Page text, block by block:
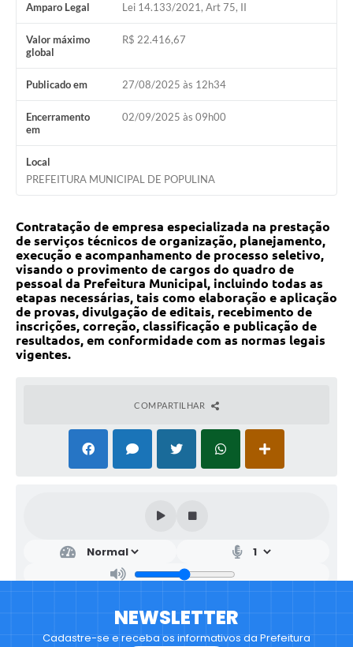
Amparo Legal Lei 14.133/2021, Art 75, II
Valor máximo
global
R$ 22.416,67
Publicado em 27/08/2025 às 12h34
Encerramento
em
02/09/2025 às 09h00
Local
PREFEITURA MUNICIPAL DE POPULINA
Contratação de empresa especializada na prestação
de serviços técnicos de organização, planejamento,
execução e acompanhamento de processo seletivo,
visando o provimento de cargos do quadro de
pessoal da Prefeitura Municipal, incluindo todas as
etapas necessárias, tais como elaboração e aplicação
de provas, divulgação de editais, recebimento de
inscrições, correção, classificação e publicação de
resultados, em conformidade com as normas legais
vigentes.
COMPARTILHAR
NEWSLETTER
Cadastre-se e receba os informativos da Prefeitura